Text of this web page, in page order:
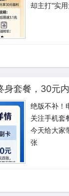
却主打“实
身套餐，30元
绝版不补！
关注手机套
今天给大家
张